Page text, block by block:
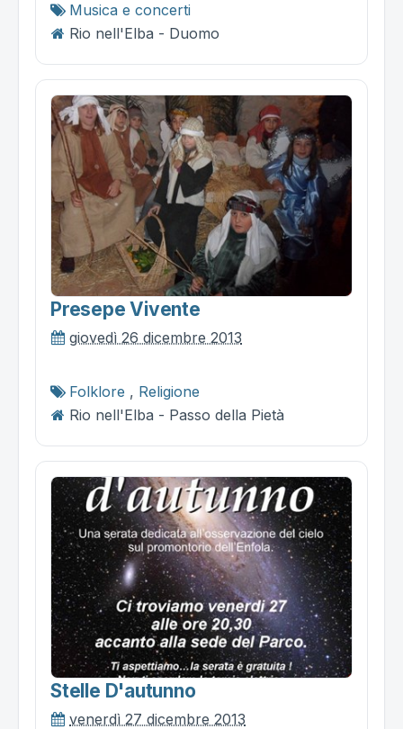
Musica e concerti
Rio nell'Elba - Duomo
Presepe Vivente
giovedì 26 dicembre 2013
Folklore , Religione
Rio nell'Elba - Passo della Pietà
Stelle D'autunno
venerdì 27 dicembre 2013